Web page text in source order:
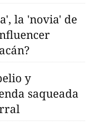
la 'novia' de
y
saqueada